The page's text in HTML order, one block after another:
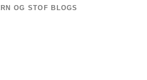
OG STOF BLOGS